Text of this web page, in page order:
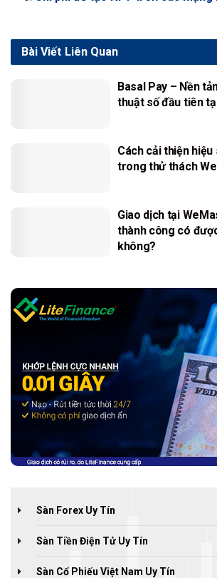
Liên Quan
Bài Viết
Basal Pay – Nền
thuật số đầu tiên
Cách cải thiện
trong thử thách
Giao dịch tại
thành công có
không?
Sàn Forex Uy Tín
Sàn Tiền Điện Tử Uy Tín
Sàn Cổ Phiếu Việt Nam Uy Tín